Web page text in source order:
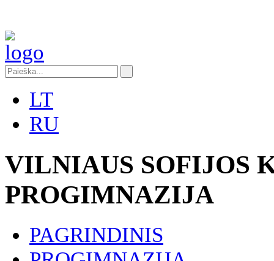
LT
RU
VILNIAUS SOFIJOS
PROGIMNAZIJA
PAGRINDINIS